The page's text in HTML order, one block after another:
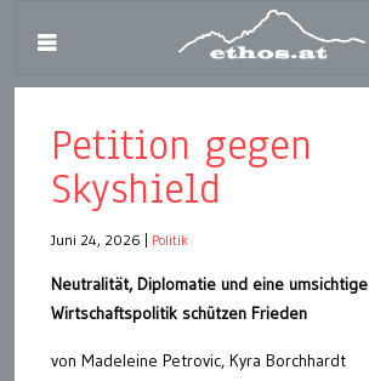
Petition gegen
Skyshield
Juni 24, 2026 Politik
Neutralität, Diplomatie und eine umsichtige
Wirtschaftspolitik schützen Frieden
von Madeleine Petrovic, Kyra Borchhardt